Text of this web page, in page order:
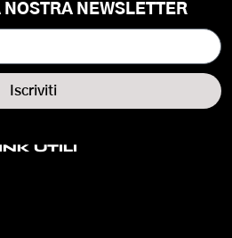
UTILI
NOSTRA NEWSLETTER
Iscriviti